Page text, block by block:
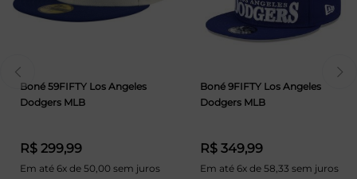
Boné 59FIFTY Los Angeles
Dodgers MLB
R$ 299,99
Em até 6x de 50,00 sem juros
Boné 9FIFTY Los Angeles
Dodgers MLB
R$ 349,99
Em até 6x de 58,33 sem juros